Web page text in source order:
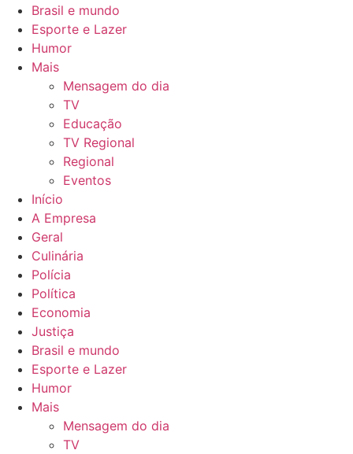
Brasil e mundo
Esporte e Lazer
Humor
Mais
Mensagem do dia
TV
Educação
TV Regional
Regional
Eventos
Início
A Empresa
Geral
Culinária
Polícia
Política
Economia
Justiça
Brasil e mundo
Esporte e Lazer
Humor
Mais
Mensagem do dia
TV